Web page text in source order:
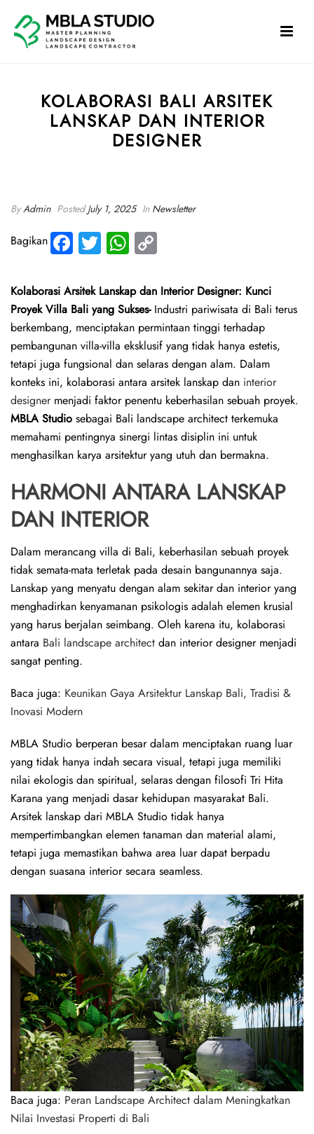
KOLABORASI BALI ARSITEK
LANSKAP DAN INTERIOR
DESIGNER
ByAdmin PostedJuly 1, 2025 In Newsletter
Bagikan Fa
ce
b
o
ok
T
wi
tte
r
W
ha
ts
A
p
p
py
Li
nk
Kolaborasi Arsitek Lanskap dan Interior Designer: Kunci
Proyek Villa Bali yang Sukses- Industri pariwisata di Bali terus
berkembang, menciptakan permintaan tinggi terhadap
pembangunan villa-villa eksklusif yang tidak hanya estetis,
tetapi juga fungsional dan selaras dengan alam. Dalam
konteks ini, kolaborasi antara arsitek lanskap dan interior
designermenjadi faktor penentu keberhasilan sebuah proyek.
MBLA Studio sebagai Bali landscape architect terkemuka
memahami pentingnya sinergi lintas disiplin ini untuk
menghasilkan karya arsitektur yang utuh dan bermakna.
HARMONI ANTARA LANSKAP
DAN INTERIOR
Dalam merancang villa di Bali, keberhasilan sebuah proyek
tidak semata-mata terletak pada desain bangunannya saja.
Lanskap yang menyatu dengan alam sekitar dan interior yang
menghadirkan kenyamanan psikologis adalah elemen krusial
yang harus berjalan seimbang. Oleh karena itu, kolaborasi
antara Bali landscape architect dan interior designer menjadi
sangat penting.
Baca juga: Keunikan Gaya Arsitektur Lanskap Bali, Tradisi &
Inovasi Modern
MBLA Studio berperan besar dalam menciptakan ruang luar
yang tidak hanya indah secara visual, tetapi juga memiliki
nilai ekologis dan spiritual, selaras dengan filosofi Tri Hita
Karana yang menjadi dasar kehidupan masyarakat Bali.
Arsitek lanskap dari MBLA Studio tidak hanya
mempertimbangkan elemen tanaman dan material alami,
tetapi juga memastikan bahwa area luar dapat berpadu
dengan suasana interior secara seamless.
Baca juga: Peran Landscape Architect dalam Meningkatkan
Nilai Investasi Properti di Bali